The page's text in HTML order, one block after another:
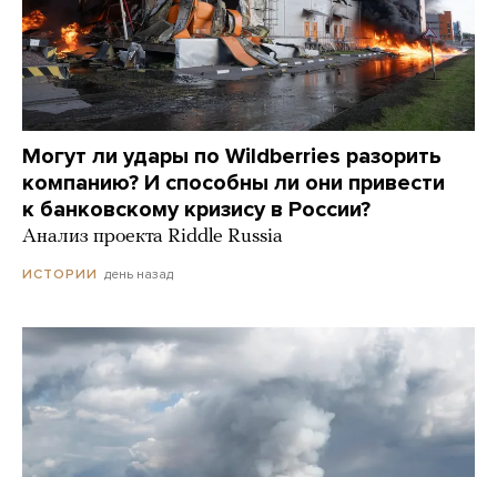
Могут ли удары по Wildberries разорить
компанию? И способны ли они привести
к банковскому кризису в России?
Анализ проекта Riddle Russia
ИСТОРИИ день назад